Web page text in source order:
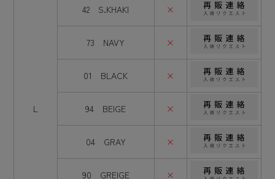
L
42 S.KHAKI ×
73 NAVY ×
01 BLACK ×
94 BEIGE ×
04 GRAY ×
90 GREIGE ×